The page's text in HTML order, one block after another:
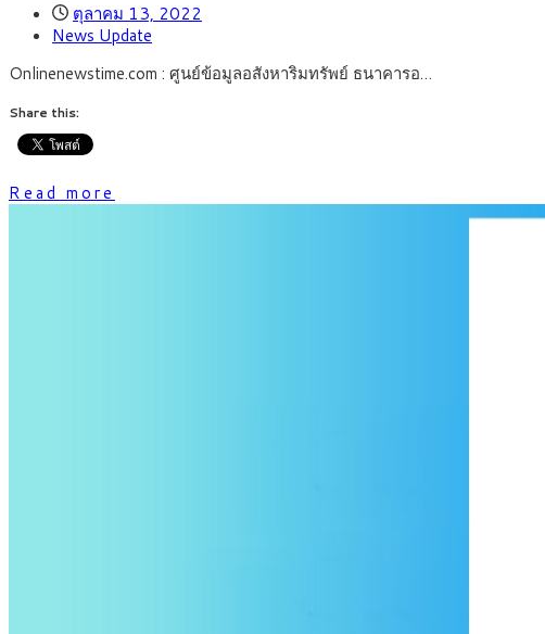
ตุลาคม 13, 2022
News Update
Onlinenewstime.com : ศูนย์ข้อมูลอสังหาริมทรัพย์ ธนาคารอ…
Share this:
Read more